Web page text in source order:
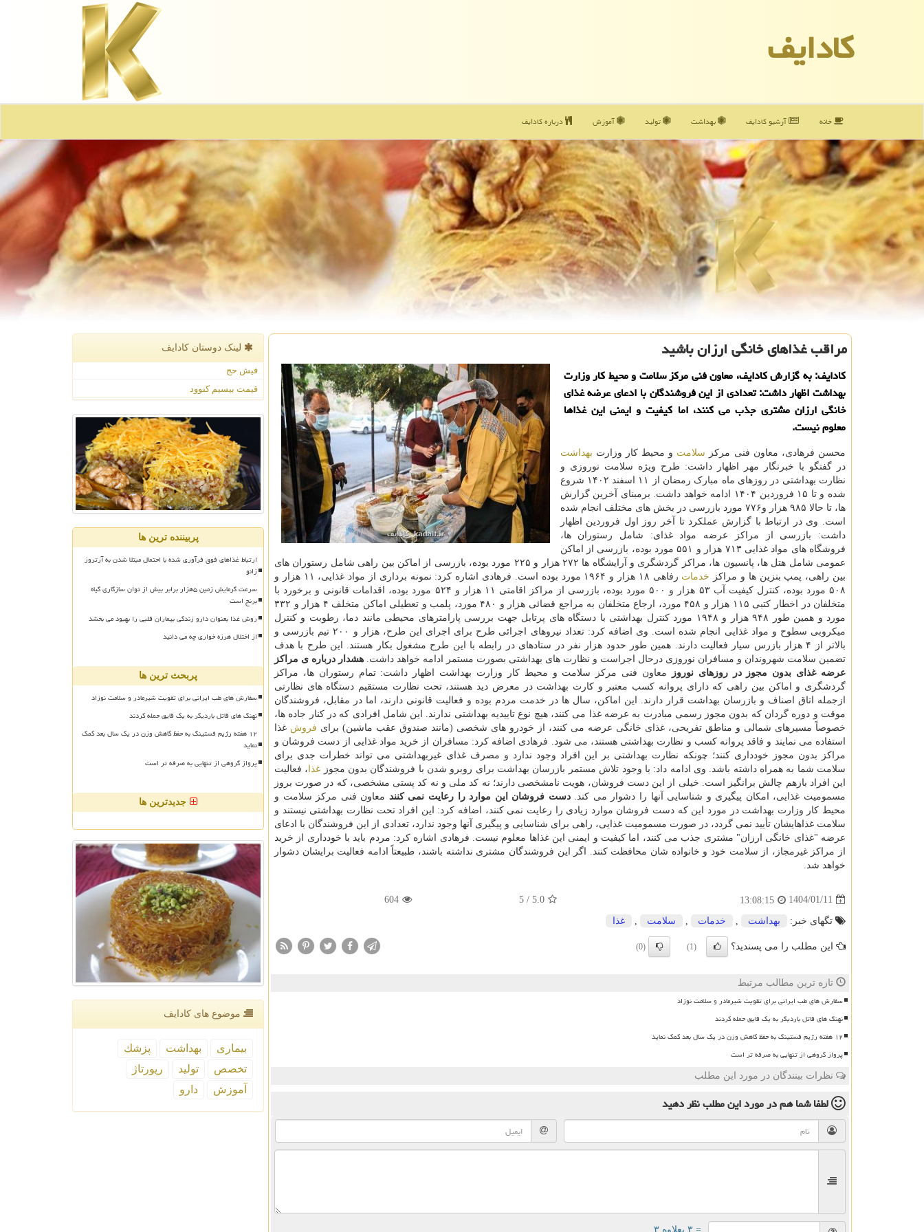
كادایف
خانه آرشیو كادایف بهداشت تولید آموزش درباره كادایف
مراقب غذاهای خانگی ارزان باشید
کادایف: به گزارش کادایف، معاون فنی مرکز سلامت و محیط کار وزارت
بهداشت اظهار داشت: تعدادی از این فروشندگان با ادعای عرضه غذای
خانگی ارزان مشتری جذب می کنند، اما کیفیت و ایمنی این غذاها
معلوم نیست.
محسن فرهادی، معاون فنی مرکز سلامت و محیط کار وزارت بهداشت
در گفتگو با خبرنگار مهر اظهار داشت: طرح ویژه سلامت نوروزی و
نظارت بهداشتی در روزهای ماه مبارک رمضان از ۱۱ اسفند ۱۴۰۲ شروع
شده و تا ۱۵ فروردین ۱۴۰۴ ادامه خواهد داشت. برمبنای آخرین گزارش
ها، تا حالا ۹۸۵ هزار و۷۷۶ مورد بازرسی در بخش های مختلف انجام شده
است. وی در ارتباط با گزارش عملکرد تا آخر روز اول فروردین اظهار
داشت: بازرسی از مراکز عرضه مواد غذای: شامل رستوران ها،
فروشگاه های مواد غذایی ۷۱۳ هزار و ۵۵۱ مورد بوده، بازرسی از اماکن
عمومی شامل هتل ها، پانسیون ها، مراکز گردشگری و آرایشگاه ها ۲۷۲ هزار و ۲۲۵ مورد بوده، بازرسی از اماکن بین راهی شامل رستوران های
بین راهی، پمپ بنزین ها و مراکز خدمات
رفاهی ۱۸ هزار و ۱۹۶۴ مورد بوده است. فرهادی اشاره کرد: نمونه برداری از مواد غذایی، ۱۱ هزار و
۵۰۸ مورد بوده، کنترل کیفیت آب ۵۳ هزار و ۵۰۰ مورد بوده، بازرسی از مراکز اقامتی ۱۱ هزار و ۵۲۴ مورد بوده، اقدامات قانونی و برخورد با
متخلفان در اخطار کتبی ۱۱۵ هزار و ۴۵۸ مورد، ارجاع متخلفان به مراجع قضائی هزار و ۴۸۰ مورد، پلمب و تعطیلی اماکن متخلف ۴ هزار و ۳۳۲
مورد و همین طور ۹۴۸ هزار و ۱۹۴۸ مورد کنترل بهداشتی با دستگاه های پرتابل جهت بررسی پارامترهای محیطی مانند دما، رطوبت و کنترل
میکروبی سطوح و مواد غذایی انجام شده است. وی اضافه کرد: تعداد نیروهای اجرائی طرح برای اجرای این طرح، هزار و ۲۰۰ تیم بازرسی و
بالاتر از ۴ هزار بازرس سیار فعالیت دارند. همین طور حدود هزار نفر در ستادهای در رابطه با این طرح مشغول بکار هستند. این طرح با هدف
تضمین سلامت شهروندان و مسافران نوروزی درحال اجراست و نظارت های بهداشتی بصورت مستمر ادامه خواهد داشت. هشدار درباره ی مراکز
عرضه غذای بدون مجوز در روزهای نوروز
معاون فنی مرکز سلامت و محیط کار وزارت بهداشت اظهار داشت: تمام رستوران ها، مراکز
گردشگری و اماکن بین راهی که دارای پروانه کسب معتبر و کارت بهداشت در معرض دید هستند، تحت نظارت مستقیم دستگاه های نظارتی
ازجمله اتاق اصناف و بازرسان بهداشت قرار دارند. این اماکن، سال ها در خدمت مردم بوده و فعالیت قانونی دارند، اما در مقابل، فروشندگان
موقت و دوره گردان که بدون مجوز رسمی مبادرت به عرضه غذا می کنند، هیچ نوع تاییدیه بهداشتی ندارند. این شامل افرادی که در کنار جاده ها،
خصوصاً مسیرهای شمالی و مناطق تفریحی، غذای خانگی عرضه می کنند، از خودرو های شخصی (مانند صندوق عقب ماشین) برای فروش غذا
استفاده می نمایند و فاقد پروانه کسب و نظارت بهداشتی هستند، می شود. فرهادی اضافه کرد: مسافران از خرید مواد غذایی از دست فروشان و
مراکز بدون مجوز خودداری کنند؛ چونکه نظارت بهداشتی بر این افراد وجود ندارد و مصرف غذای غیربهداشتی می تواند خطرات جدی برای
سلامت شما به همراه داشته باشد. وی ادامه داد: با وجود تلاش مستمر بازرسان بهداشت برای روبرو شدن با فروشندگان بدون مجوز غذا ، فعالیت
این افراد بازهم چالش برانگیز است. خیلی از این دست فروشان، هویت نامشخصی دارند؛ نه کد ملی و نه کد پستی مشخصی، که در صورت بروز
مسمومیت غذایی، امکان پیگیری و شناسایی آنها را دشوار می کند.دست فروشان این موارد را رعایت نمی کنند معاون فنی مرکز سلامت و
محیط کار وزارت بهداشت در مورد این که دست فروشان موارد زیادی را رعایت نمی کنند، اضافه کرد: این افراد تحت نظارت بهداشتی نیستند و
سلامت غذاهایشان تأیید نمی گردد، در صورت مسمومیت غذایی، راهی برای شناسایی و پیگیری آنها وجود ندارد، تعدادی از این فروشندگان با ادعای
عرضه "غذای خانگی ارزان" مشتری جذب می کنند، اما کیفیت و ایمنی این غذاها معلوم نیست. فرهادی اشاره کرد: مردم باید با خودداری از خرید
از مراکز غیرمجاز، از سلامت خود و خانواده شان محافظت کنند. اگر این فروشندگان مشتری نداشته باشند، طبیعتاً ادامه فعالیت برایشان دشوار
خواهد شد.
1404/01/11
13:08:15
5.0
/
5
604
تگهای خبر: بهداشت , خدمات , سلامت , غذا
این مطلب را می پسندید؟ (1)
(0)
تازه ترین مطالب مرتبط
سفارش های طب ایرانی برای تقویت شیرمادر و سلامت نوزاد
نهنگ های قاتل باردیگر به یک قایق حمله کردند
۱۲ هفته رژیم فستینگ به حفظ کاهش وزن در یک سال بعد کمک نماید
پرواز گروهی از تنهایی به صرفه تر است
نظرات بینندگان در مورد این مطلب
لطفا شما همدر مورد این مطلبنظر دهید
= ۳ بعلاوه ۳
لینک دوستان كادایف
فیش حج
قیمت بیسیم کنوود
پربیننده ترین ها
ارتباط غذاهای فوق فرآوری شده با احتمال مبتلا شدن به آرتروز
زانو
سرعت گرمایش زمین ۵هزار برابر بیش از توان سازگاری گیاه
برنج است
روش غذا بعنوان دارو زندگی بیماران قلبی را بهبود می بخشد
از اختلال هرزه خواری چه می دانید
پربحث ترین ها
سفارش های طب ایرانی برای تقویت شیرمادر و سلامت نوزاد
نهنگ های قاتل باردیگر به یک قایق حمله کردند
۱۲ هفته رژیم فستینگ به حفظ کاهش وزن در یک سال بعد کمک
نماید
پرواز گروهی از تنهایی به صرفه تر است
جدیدترین ها
موضوع های كادایف
بیماری بهداشت
پزشك
تخصص
تولید
رپورتاژ
آموزش
دارو